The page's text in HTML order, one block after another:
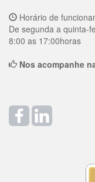
Horário de
De segunda a quinta-
8:00 as 17:00horas
Nos acompanhe